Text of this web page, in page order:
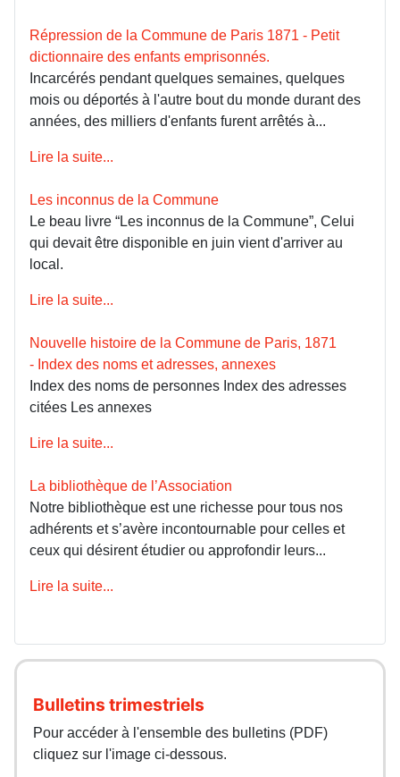
Répression de la Commune de Paris 1871 - Petit
dictionnaire des enfants emprisonnés.
Incarcérés pendant quelques semaines, quelques
mois ou déportés à l'autre bout du monde durant des
années, des milliers d'enfants furent arrêtés à...
Lire la suite...
Les inconnus de la Commune
Le beau livre “Les inconnus de la Commune”, Celui
qui devait être disponible en juin vient d'arriver au
local.
Lire la suite...
Nouvelle histoire de la Commune de Paris, 1871
- Index des noms et adresses, annexes
Index des noms de personnes Index des adresses
citées Les annexes
Lire la suite...
La bibliothèque de l’Association
Notre bibliothèque est une richesse pour tous nos
adhérents et s’avère incontournable pour celles et
ceux qui désirent étudier ou approfondir leurs...
Lire la suite...
Bulletins trimestriels
Pour accéder à l'ensemble des bulletins (PDF)
cliquez sur l'image ci-dessous.